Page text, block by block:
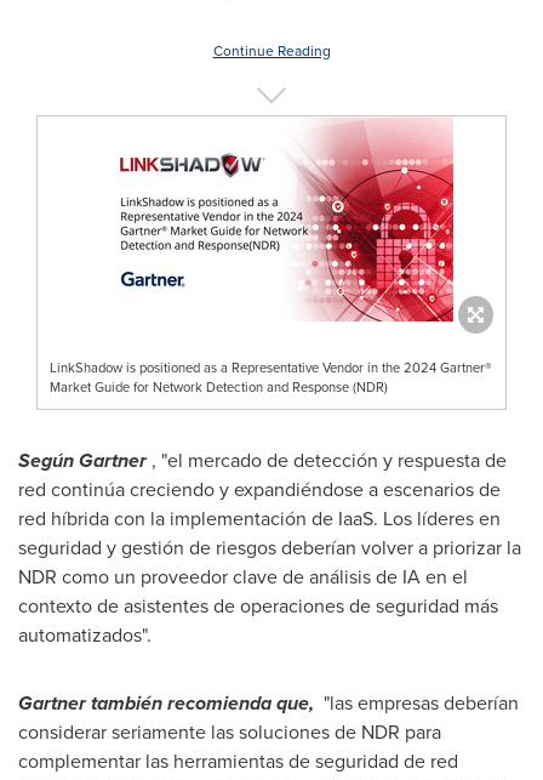
Continue Reading
LinkShadow is positioned as a Representative Vendor in the 2024 Gartner®
Market Guide for Network Detection and Response (NDR)
Según Gartner , "el mercado de detección y respuesta de
red continúa creciendo y expandiéndose a escenarios de
red híbrida con la implementación de IaaS. Los líderes en
seguridad y gestión de riesgos deberían volver a priorizar la
NDR como un proveedor clave de análisis de IA en el
contexto de asistentes de operaciones de seguridad más
automatizados".
Gartner también recomienda que, "las empresas deberían
considerar seriamente las soluciones de NDR para
complementar las herramientas de seguridad de red